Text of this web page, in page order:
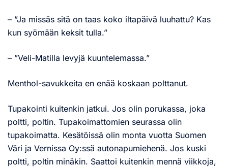
– ”Ja missäs sitä on taas koko iltapäivä luuhattu? Kas
kun syömään keksit tulla.”
– ”Veli-Matilla levyjä kuuntelemassa.”
Menthol-savukkeita en enää koskaan polttanut.
Tupakointi kuitenkin jatkui. Jos olin porukassa, joka
poltti, poltin. Tupakoimattomien seurassa olin
tupakoimatta. Kesätöissä olin monta vuotta Suomen
Väri ja Vernissa Oy:ssä autonapumiehenä. Jos kuski
poltti, poltin minäkin. Saattoi kuitenkin mennä viikkoja,